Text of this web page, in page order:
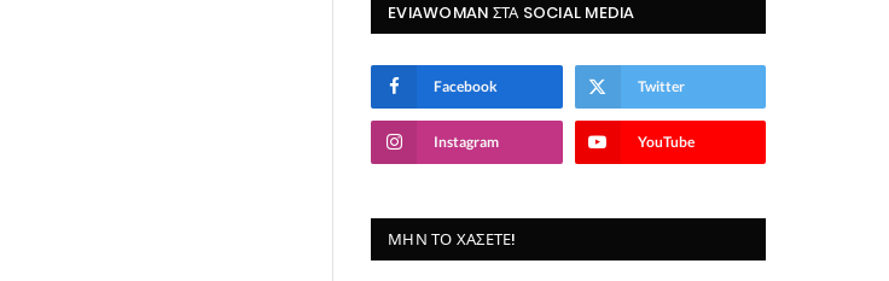
EVIAWOMAN ΣΤΑ SOCIAL MEDIA
Facebook Twitter
Instagram YouTube
ΜΗΝ ΤΟ ΧΆΣΕΤΕ!